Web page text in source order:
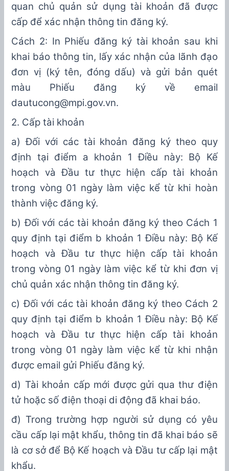
quan chủ quản sử dụng tài khoản đã được
cấp để xác nhận thông tin đăng ký.
Cách 2: In Phiếu đăng ký tài khoản sau khi
khai báo thông tin, lấy xác nhận của lãnh đạo
đơn vị (ký tên, đóng dấu) và gửi bản quét
màu Phiếu đăng ký về email
dautucong@mpi.gov.vn.
2. Cấp tài khoản
a) Đối với các tài khoản đăng ký theo quy
định tại điểm a khoản 1Điều này: Bộ Kế
hoạch và Đầu tư thực hiện cấp tài khoản
trong vòng 01 ngày làm việc kể từ khi hoàn
thành việc đăng ký.
b) Đối với cáctài khoản đăng ký theo Cách 1
quy định tại điểm b khoản 1 Điều này: Bộ Kế
hoạch và Đầu tư thực hiện cấp tài khoản
trong vòng 01 ngày làm việc kể từ khi đơn vị
chủ quản xác nhận thông tin đăng ký.
c) Đối với các tài khoản đăng ký theo Cách 2
quy định tại điểm b khoản 1 Điều này: Bộ Kế
hoạch và Đầu tư thực hiện cấp tài khoản
trong vòng 01 ngày làm việc kể từ khi nhận
được email gửi Phiếu đăng ký.
d) Tài khoản cấp mới được gửi qua thư điện
tử hoặc số điện thoại di động đã khai báo.
đ) Trong trường hợp người sử dụng có yêu
cầu cấp lại mật khẩu, thông tin đã khai báo sẽ
là cơ sở để Bộ Kế hoạch và Đầu tư cấp lại mật
khẩu.